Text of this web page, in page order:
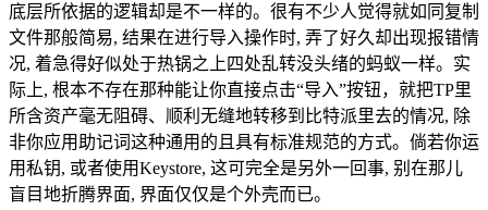
底层所依据的逻辑却是不一样的。很有不少人觉得就如同复制
文件那般简易, 结果在进行导入操作时, 弄了好久却出现报错情
况, 着急得好似处于热锅之上四处乱转没头绪的蚂蚁一样。实
际上, 根本不存在那种能让你直接点击“导入”按钮，就把TP里
所含资产毫无阻碍、顺利无缝地转移到比特派里去的情况, 除
非你应用助记词这种通用的且具有标准规范的方式。倘若你运
用私钥, 或者使用Keystore, 这可完全是另外一回事, 别在那儿
盲目地折腾界面, 界面仅仅是个外壳而已。